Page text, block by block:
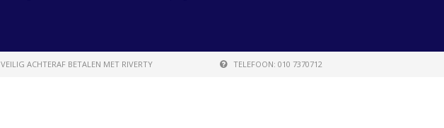
VEILIG ACHTERAF BETALEN MET RIVERTY TELEFOON: 010 7370712